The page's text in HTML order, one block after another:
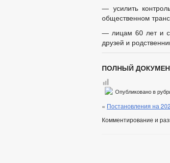
— усилить
общественном
— лицам 60 лет и
друзей и
ПОЛНЫЙ
Опубликовано в
« Постановления на
Комментирование и